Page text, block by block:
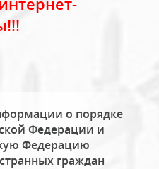
о порядке
Федерации и
Федерацию
граждан